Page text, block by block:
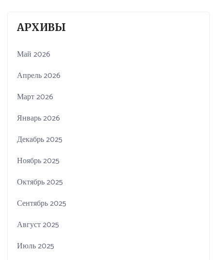
АРХИВЫ
Май 2026
Апрель 2026
Март 2026
Январь 2026
Декабрь 2025
Ноябрь 2025
Октябрь 2025
Сентябрь 2025
Август 2025
Июль 2025